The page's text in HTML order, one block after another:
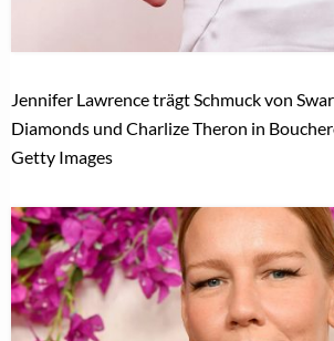
Jennifer Lawrence trägt Schmuck von
Diamonds und Charlize Theron in
Getty Images